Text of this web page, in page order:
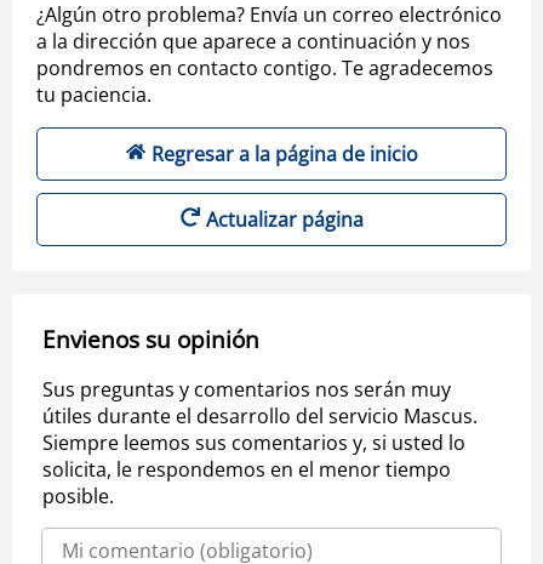
¿Algún otro problema? Envía un correo electrónico
a la dirección que aparece a continuación y nos
pondremos en contacto contigo. Te agradecemos
tu paciencia.
Regresar a la página de inicio
Actualizar página
Envienos su opinión
Sus preguntas y comentarios nos serán muy
útiles durante el desarrollo del servicio Mascus.
Siempre leemos sus comentarios y, si usted lo
solicita, le respondemos en el menor tiempo
posible.